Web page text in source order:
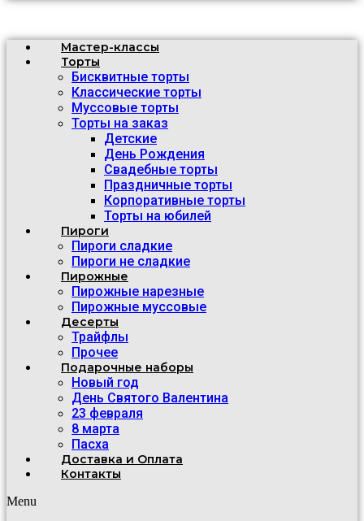
Мастер-классы
Торты
Бисквитные торты
Классические торты
Муссовые торты
Торты на заказ
Детские
День Рождения
Свадебные торты
Праздничные торты
Корпоративные торты
Торты на юбилей
Пироги
Пироги сладкие
Пироги не сладкие
Пирожные
Пирожные нарезные
Пирожные муссовые
Десерты
Трайфлы
Прочее
Подарочные наборы
Новый год
День Святого Валентина
23 февраля
8 марта
Пасха
Доставка и Оплата
Контакты
Menu